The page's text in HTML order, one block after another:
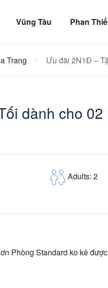
Vũng Tàu Phan
Trang Ưu đãi 2N1Đ –
dành cho 02
Adults: 2
Phòng Standard ko kê